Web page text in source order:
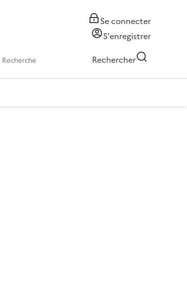
Se connecter
S'enregistrer
Rechercher